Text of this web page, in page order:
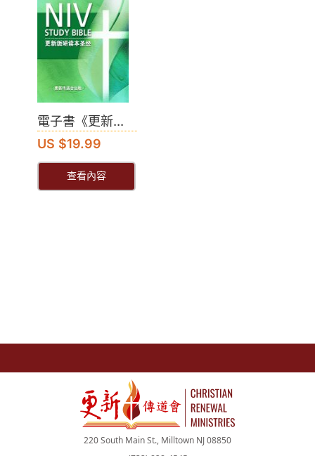
電子書《更新...
US $19.99
查看內容
220 South Main St., Milltown NJ 08850